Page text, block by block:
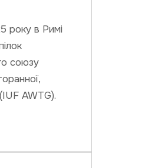
року в Римі
союзу
AWTG).